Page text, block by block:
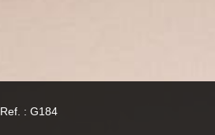
Ref. : G184